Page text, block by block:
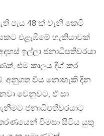
පැය 48 ක් වැනි කෙටි
එළැඹීමේ හැකියාවක්
ඉල්ලා ජනාධිපතිවරයා
එම කාලය දිග් කර
අනුගත විය නොහැකි දින
වෙනුවට, ඒ සා
ජනාධිපතිවරයාට
විමසා සිටිය යුතු